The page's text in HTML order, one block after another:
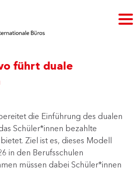
führt duale
die Einführung des dualen
Schüler*innen bezahlte
Ziel ist es, dieses Modell
in den Berufsschulen
müssen dabei Schüler*innen